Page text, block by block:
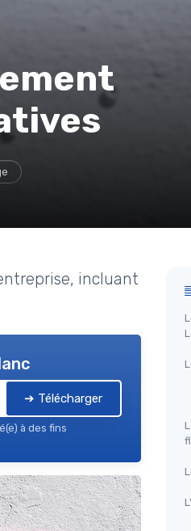
incluant
➔ Télécharger
à des fins